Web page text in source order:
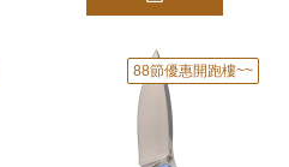
88節優惠開跑樓~~